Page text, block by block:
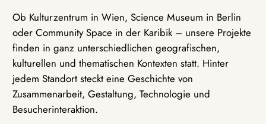
Ob Kulturzentrum in Wien, Science Museum in Berlin
oder Community Space in der Karibik – unsere Projekte
finden in ganz unterschiedlichen geografischen,
kulturellen und thematischen Kontexten statt. Hinter
jedem Standort steckt eine Geschichte von
Zusammenarbeit, Gestaltung, Technologie und
Besucherinteraktion.